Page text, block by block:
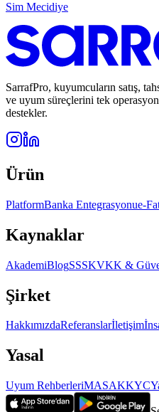
Sim Mecidiye
SarrafPro, kuyumcuların satış,
ve uyum süreçlerini tek
destekler.
Ürün
PlatformBanka Entegrasyonue-
Kaynaklar
AkademiBlogSSSKVKK &
Şirket
HakkımızdaReferanslarİletişim
Yasal
Uyum RehberleriMASAKKYC